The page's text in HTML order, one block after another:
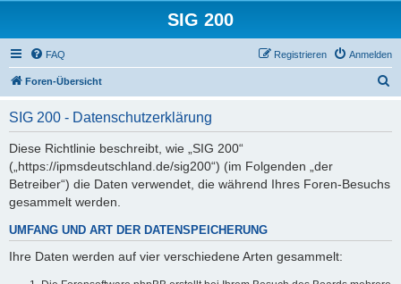
SIG 200
FAQ Anmelden
Registrieren
Foren-Übersicht
SIG 200 - Datenschutzerklärung
Diese Richtlinie beschreibt, wie „SIG 200“
(„https://ipmsdeutschland.de/sig200“) (im Folgenden „der
Betreiber“) die Daten verwendet, die während Ihres Foren-Besuchs
gesammelt werden.
UMFANG UND ART DER DATENSPEICHERUNG
Ihre Daten werden auf vier verschiedene Arten gesammelt: